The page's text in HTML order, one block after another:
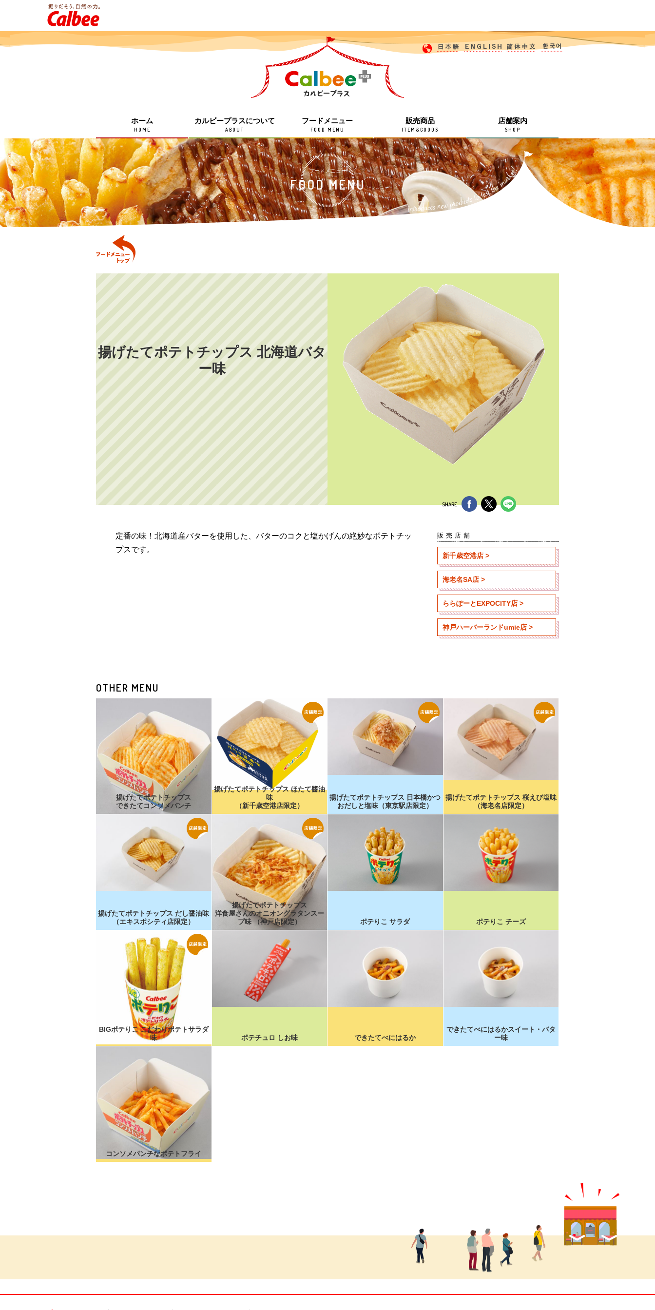
ホーム
HOME
カルビープラスについて
ABOUT
フードメニュー
FOOD MENU
販売商品
ITEM&GOODS
店舗案内
SHOP
フードメニュー
FOOD MENU
揚げたてポテトチップス 北海道バタ
ー味
SHARE
定番の味！北海道産バターを使用した、バターのコクと塩かげんの絶妙なポテトチッ
プスです。
販売店舗
新千歳空港店 >
海老名SA店 >
ららぽーとEXPOCITY店 >
神戸ハーバーランドumie店 >
OTHER MENU
揚げたてポテトチップス
できたてコンソメパンチ
揚げたてポテトチップス ほたて醬油
味
（新千歳空港店限定）
揚げたてポテトチップス 日本橋かつ
おだしと塩味（東京駅店限定）
揚げたてポテトチップス 桜えび塩味
（海老名店限定）
揚げたてポテトチップス だし醤油味
（エキスポシティ店限定）
揚げたてポテトチップス
洋食屋さんのオニオングラタンスー
プ味 （神戸店限定）
ポテりこ サラダ ポテりこ チーズ
BIGポテりこ こだわりポテトサラダ
味
ポテチュロ しお味 できたてべにはるか
できたてべにはるかスイート・バタ
ー味
コンソメパンチなポテトフライ